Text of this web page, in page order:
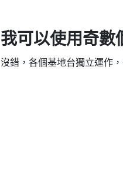
我可以使用奇數
沒錯，各個基地台獨立運作